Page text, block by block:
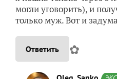
могли уговорить), и
только муж. Вот и
Ответить ✿